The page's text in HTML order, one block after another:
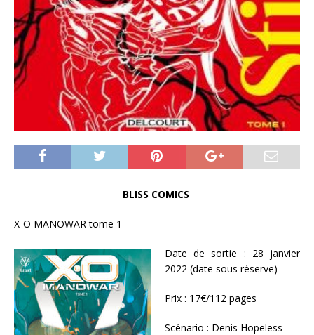
BLISS COMICS
X-O MANOWAR tome 1
Date de sortie : 28 janvier
2022 (date sous réserve)
Prix : 17€/112 pages
Scénario : Denis Hopeless